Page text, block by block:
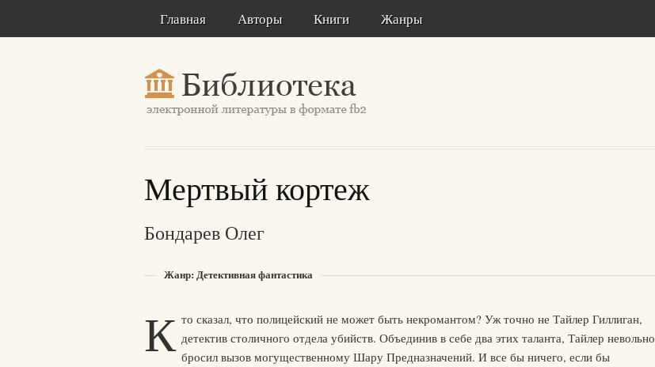
Главная Авторы Книги Жанры
Мертвый кортеж
Бондарев Олег
Жанр: Детективная фантастика
К то сказал, что полицейский не может быть некромантом? Уж точно не Тайлер Гиллиган,
детектив столичного отдела убийств. Объединив в себе два этих таланта, Тайлер невольно
бросил вызов могущественному Шару Предназначений. И все бы ничего, если бы